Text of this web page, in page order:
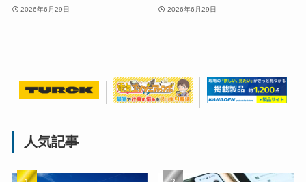
2026年6月29日 2026年6月29日
人気記事